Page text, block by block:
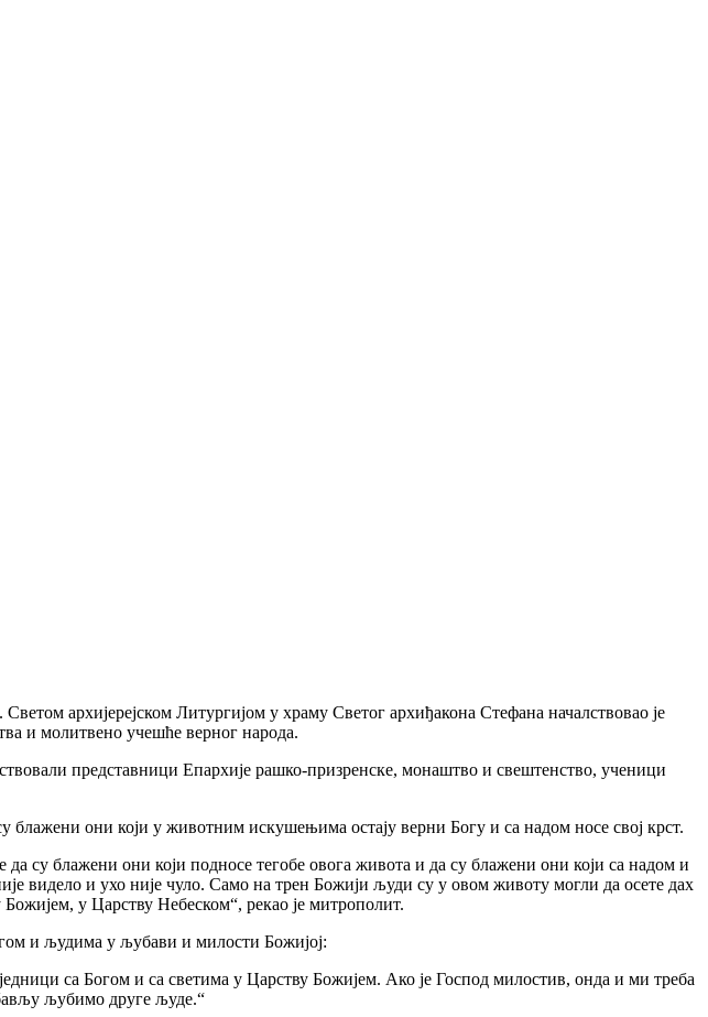
архијерејском Литургијом у храму Светог архиђакона Стефана началствовао је
и молитвено учешће верног народа.
представници Епархије рашко-призренске, монаштво и свештенство, ученици
блажени они који у животним искушењима остају верни Богу и са надом носе свој крст.
су блажени они који подносе тегобе овога живота и да су блажени они који са надом и
видело и ухо није чуло. Само на трен Божији људи су у овом животу могли да осете дах
у Царству Небеском“, рекао је митрополит.
и људима у љубави и милости Божијој:
са Богом и са светима у Царству Божијем. Ако је Господ милостив, онда и ми треба
љубимо друге људе.“